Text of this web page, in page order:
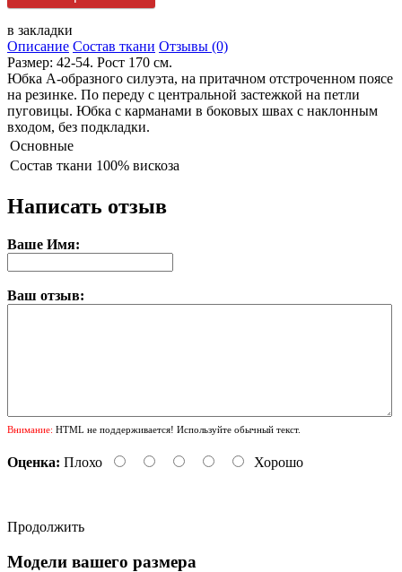
в закладки
Описание Состав ткани Отзывы (0)
Размер: 42-54. Рост 170 см.
Юбка А-образного силуэта, на притачном отстроченном поясе
на резинке. По переду с центральной застежкой на петли
пуговицы. Юбка с карманами в боковых швах с наклонным
входом, без подкладки.
Основные
Состав ткани 100% вискоза
Написать отзыв
Ваше Имя:
Ваш отзыв:
Внимание: HTML не поддерживается! Используйте обычный текст.
Оценка: Плохо Хорошо
Продолжить
Модели вашего размера